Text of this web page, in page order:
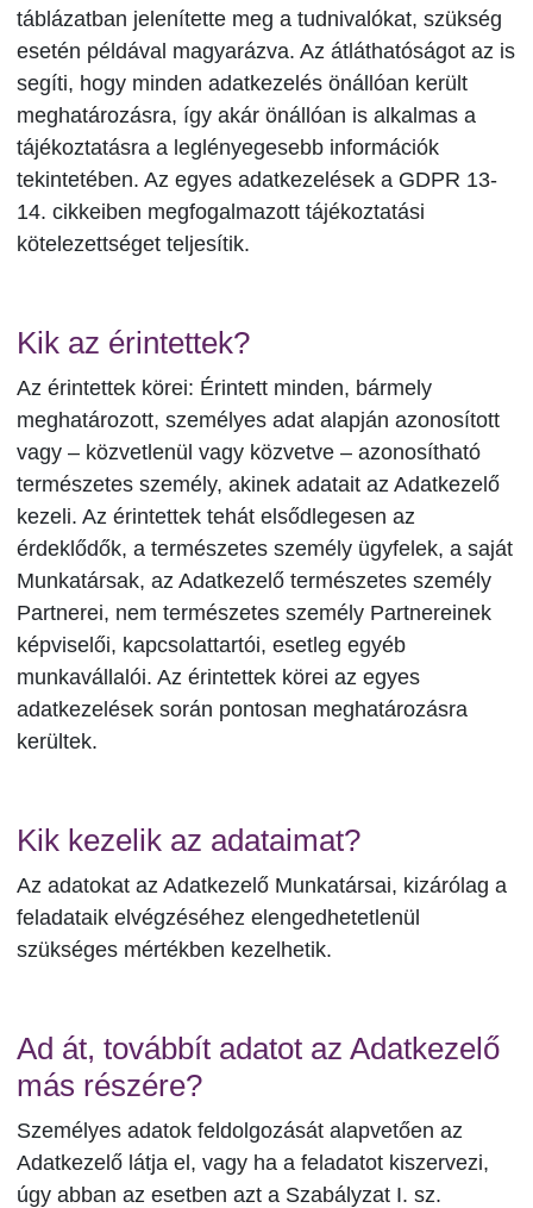
táblázatban jelenítette meg a tudnivalókat, szükség
esetén példával magyarázva. Az átláthatóságot az is
segíti, hogy minden adatkezelés önállóan került
meghatározásra, így akár önállóan is alkalmas a
tájékoztatásra a leglényegesebb információk
tekintetében. Az egyes adatkezelések a GDPR 13-
14. cikkeiben megfogalmazott tájékoztatási
kötelezettséget teljesítik.
Kik az érintettek?
Az érintettek körei: Érintett minden, bármely
meghatározott, személyes adat alapján azonosított
vagy – közvetlenül vagy közvetve – azonosítható
természetes személy, akinek adatait az Adatkezelő
kezeli. Az érintettek tehát elsődlegesen az
érdeklődők, a természetes személy ügyfelek, a saját
Munkatársak, az Adatkezelő természetes személy
Partnerei, nem természetes személy Partnereinek
képviselői, kapcsolattartói, esetleg egyéb
munkavállalói. Az érintettek körei az egyes
adatkezelések során pontosan meghatározásra
kerültek.
Kik kezelik az adataimat?
Az adatokat az Adatkezelő Munkatársai, kizárólag a
feladataik elvégzéséhez elengedhetetlenül
szükséges mértékben kezelhetik.
Ad át, továbbít adatot az Adatkezelő
más részére?
Személyes adatok feldolgozását alapvetően az
Adatkezelő látja el, vagy ha a feladatot kiszervezi,
úgy abban az esetben azt a Szabályzat I. sz.